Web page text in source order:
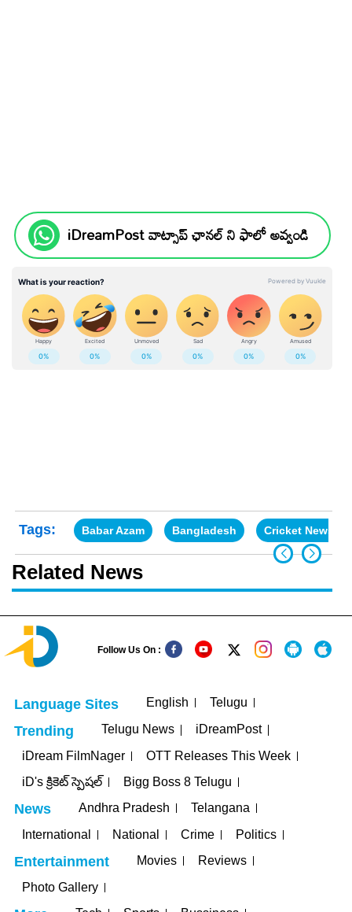
iDreamPost వాట్సాప్ ఛానల్ ని ఫాలో అవ్వండి
Tags: Babar Azam Bangladesh Cricket News
Related News
Follow Us On :
Language Sites English Telugu
Trending Telugu News
iDreamPost
iDream FilmNager
OTT Releases This Week
iD's క్రికెట్ స్పెషల్
Bigg Boss 8 Telugu
News Andhra Pradesh
Telangana
International
National Crime Politics
Entertainment Movies
Reviews
Photo Gallery